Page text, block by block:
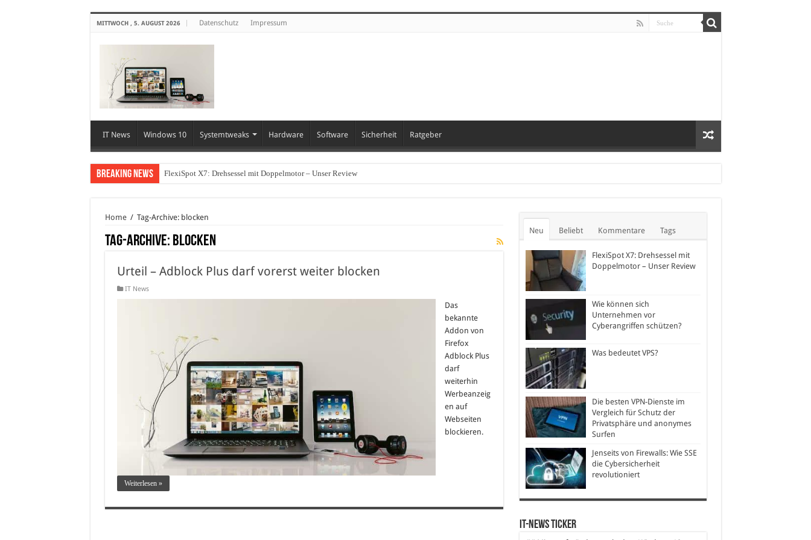
MITTWOCH , 5. AUGUST 2026 Datenschutz Impressum
IT News Windows 10 Systemtweaks Hardware Software Sicherheit Ratgeber
Breaking News FlexiSpot X7: Drehsessel mit Doppelmotor – Unser Review
Home / Tag-Archive: blocken
Tag-Archive: blocken
Urteil – Adblock Plus darf vorerst weiter blocken
IT News
Das
bekannte
Addon von
Firefox
Adblock Plus
darf
weiterhin
Werbeanzeig
en auf
Webseiten
blockieren.
Weiterlesen »
Neu Beliebt Kommentare Tags
FlexiSpot X7: Drehsessel mit
Doppelmotor – Unser Review
Wie können sich
Unternehmen vor
Cyberangriffen schützen?
Was bedeutet VPS?
Die besten VPN-Dienste im
Vergleich für Schutz der
Privatsphäre und anonymes
Surfen
Jenseits von Firewalls: Wie SSE
die Cybersicherheit
revolutioniert
IT-News Ticker